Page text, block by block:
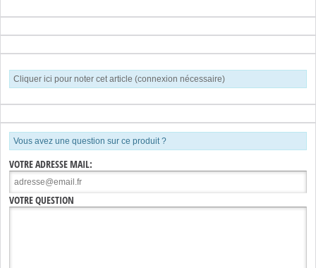
Cliquer ici pour noter cet article (connexion nécessaire)
Vous avez une question sur ce produit ?
VOTRE ADRESSE MAIL:
VOTRE QUESTION